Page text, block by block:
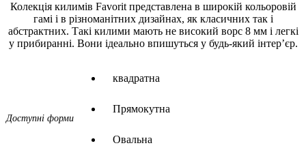
Колекція килимів Favorit представлена в широкій кольоровій
гамі і в різноманітних дизайнах, як класичних так і
абстрактних. Такі килими мають не високий ворс 8 мм і легкі
у прибиранні. Вони ідеально впишуться у будь-який інтер’єр.
Доступні форми
квадратна
Прямокутна
Овальна